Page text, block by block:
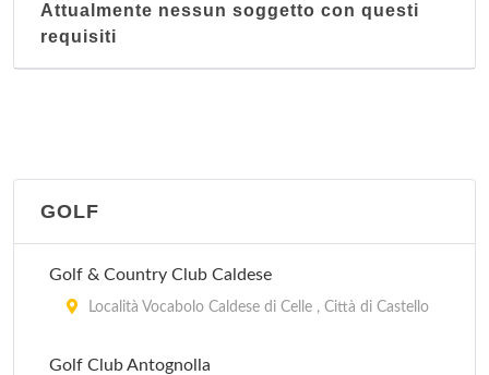
Attualmente nessun soggetto con questi
requisiti
GOLF
Golf & Country Club Caldese
Località Vocabolo Caldese di Celle , Città di Castello
Golf Club Antognolla